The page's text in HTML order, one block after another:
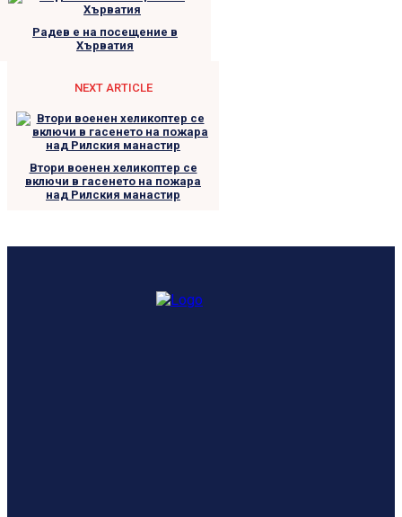
Радев е на посещение в
Хърватия
NEXT ARTICLE
Втори военен хеликоптер се
включи в гасенето на пожара
над Рилския манастир